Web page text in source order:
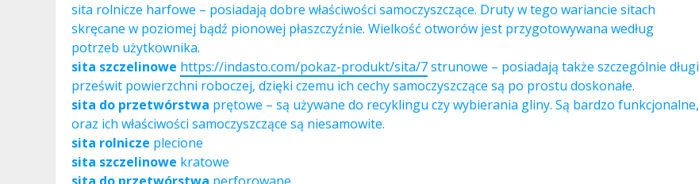
sita rolnicze harfowe – posiadają dobre właściwości samoczyszczące. Druty w tego wariancie sitach
skręcane w poziomej bądź pionowej płaszczyźnie. Wielkość otworów jest przygotowywana według
potrzeb użytkownika.
sita szczelinowe https://indasto.com/pokaz-produkt/sita/7strunowe – posiadają także szczególnie długi
prześwit powierzchni roboczej, dzięki czemu ich cechy samoczyszczące są po prostu doskonałe.
sita do przetwórstwa prętowe – są używane do recyklingu czy wybierania gliny. Są bardzo funkcjonalne,
oraz ich właściwości samoczyszczące są niesamowite.
sita rolnicze plecione
sita szczelinowe kratowe